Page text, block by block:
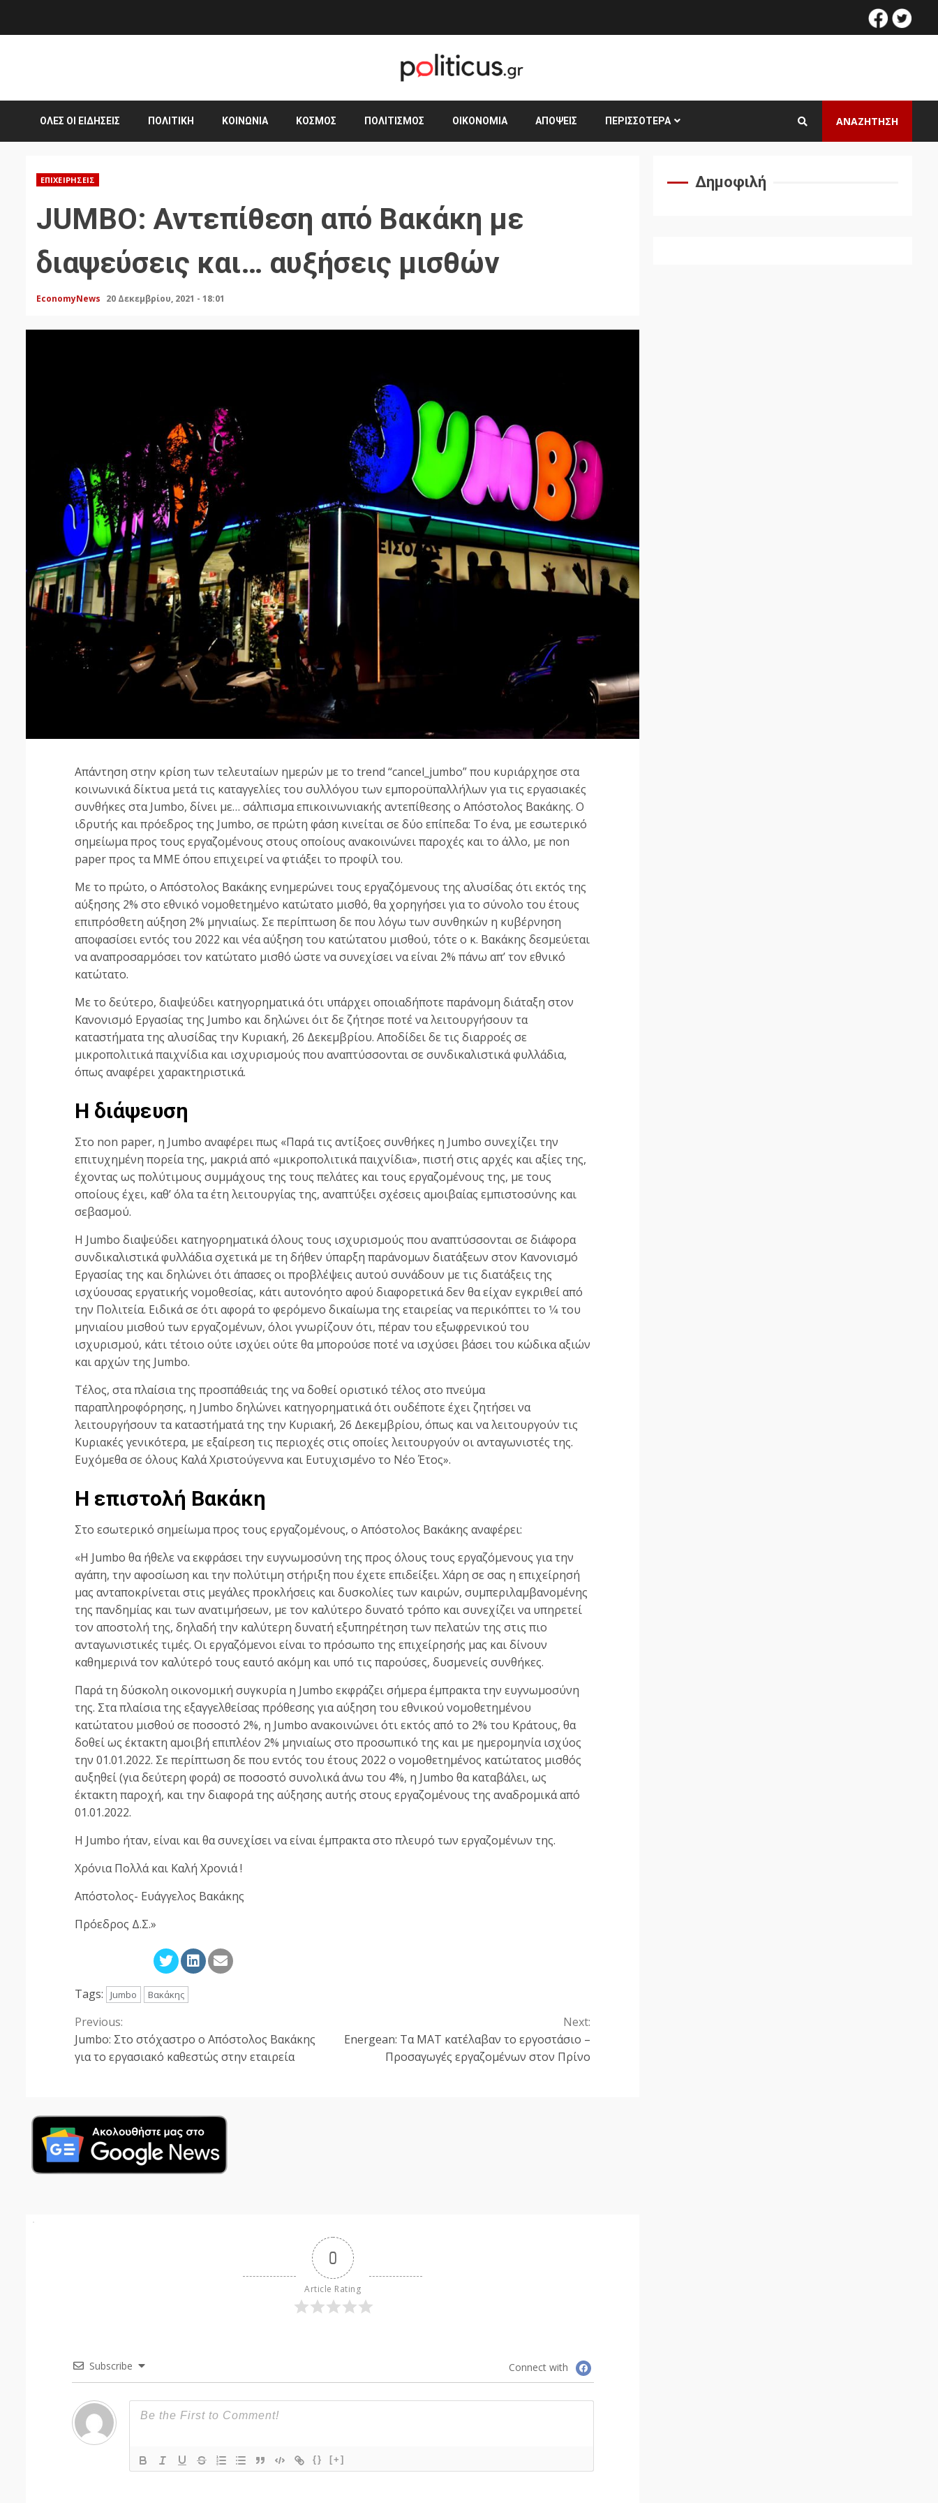
facebook
ΌΛΕΣ ΟΙ ΕΙΔΉΣΕΙΣ ΠΟΛΙΤΙΚΉ ΚΟΙΝΩΝΊΑ ΚΌΣΜΟΣ ΠΟΛΙΤΙΣΜΌΣ ΟΙΚΟΝΟΜΊΑ ΑΠΌΨΕΙΣ ΠΕΡΙΣΣΌΤΕΡΑ ΑΝΑΖΗΤΗΣΗ
ΕΠΙΧΕΙΡΉΣΕΙΣ
JUMBO: Αντεπίθεση από Βακάκη με
διαψεύσεις και… αυξήσεις μισθών
EconomyNews 20 Δεκεμβρίου, 2021 - 18:01
Απάντηση στην κρίση των τελευταίων ημερών με το trend “cancel_jumbo” που κυριάρχησε στα
κοινωνικά δίκτυα μετά τις καταγγελίες του συλλόγου των εμποροϋπαλλήλων για τις εργασιακές
συνθήκες στα Jumbo, δίνει με… σάλπισμα επικοινωνιακής αντεπίθεσης ο Απόστολος Βακάκης. Ο
ιδρυτής και πρόεδρος της Jumbo, σε πρώτη φάση κινείται σε δύο επίπεδα: Το ένα, με εσωτερικό
σημείωμα προς τους εργαζομένους στους οποίους ανακοινώνει παροχές και το άλλο, με non
paper προς τα ΜΜΕ όπου επιχειρεί να φτιάξει το προφίλ του.
Με το πρώτο, ο Απόστολος Βακάκης ενημερώνει τους εργαζόμενους της αλυσίδας ότι εκτός της
αύξησης 2% στο εθνικό νομοθετημένο κατώτατο μισθό, θα χορηγήσει για το σύνολο του έτους
επιπρόσθετη αύξηση 2% μηνιαίως. Σε περίπτωση δε που λόγω των συνθηκών η κυβέρνηση
αποφασίσει εντός του 2022 και νέα αύξηση του κατώτατου μισθού, τότε ο κ. Βακάκης δεσμεύεται
να αναπροσαρμόσει τον κατώτατο μισθό ώστε να συνεχίσει να είναι 2% πάνω απ’ τον εθνικό
κατώτατο.
Με το δεύτερο, διαψεύδει κατηγορηματικά ότι υπάρχει οποιαδήποτε παράνομη διάταξη στον
Κανονισμό Εργασίας της Jumbo και δηλώνει όιτ δε ζήτησε ποτέ να λειτουργήσουν τα
καταστήματα της αλυσίδας την Κυριακή, 26 Δεκεμβρίου. Αποδίδει δε τις διαρροές σε
μικροπολιτικά παιχνίδια και ισχυρισμούς που αναπτύσσονται σε συνδικαλιστικά φυλλάδια,
όπως αναφέρει χαρακτηριστικά.
Η διάψευση
Στο non paper, η Jumbo αναφέρει πως «Παρά τις αντίξοες συνθήκες η Jumbo συνεχίζει την
επιτυχημένη πορεία της, μακριά από «μικροπολιτικά παιχνίδια», πιστή στις αρχές και αξίες της,
έχοντας ως πολύτιμους συμμάχους της τους πελάτες και τους εργαζομένους της, με τους
οποίους έχει, καθ’ όλα τα έτη λειτουργίας της, αναπτύξει σχέσεις αμοιβαίας εμπιστοσύνης και
σεβασμού.
Η Jumbo διαψεύδει κατηγορηματικά όλους τους ισχυρισμούς που αναπτύσσονται σε διάφορα
συνδικαλιστικά φυλλάδια σχετικά με τη δήθεν ύπαρξη παράνομων διατάξεων στον Κανονισμό
Εργασίας της και δηλώνει ότι άπασες οι προβλέψεις αυτού συνάδουν με τις διατάξεις της
ισχύουσας εργατικής νομοθεσίας, κάτι αυτονόητο αφού διαφορετικά δεν θα είχαν εγκριθεί από
την Πολιτεία. Ειδικά σε ότι αφορά το φερόμενο δικαίωμα της εταιρείας να περικόπτει το 1⁄4 του
μηνιαίου μισθού των εργαζομένων, όλοι γνωρίζουν ότι, πέραν του εξωφρενικού του
ισχυρισμού, κάτι τέτοιο ούτε ισχύει ούτε θα μπορούσε ποτέ να ισχύσει βάσει του κώδικα αξιών
και αρχών της Jumbo.
Τέλος, στα πλαίσια της προσπάθειάς της να δοθεί οριστικό τέλος στο πνεύμα
παραπληροφόρησης, η Jumbo δηλώνει κατηγορηματικά ότι ουδέποτε έχει ζητήσει να
λειτουργήσουν τα καταστήματά της την Κυριακή, 26 Δεκεμβρίου, όπως και να λειτουργούν τις
Κυριακές γενικότερα, με εξαίρεση τις περιοχές στις οποίες λειτουργούν οι ανταγωνιστές της.
Ευχόμεθα σε όλους Καλά Χριστούγεννα και Ευτυχισμένο το Νέο Έτος».
Η επιστολή Βακάκη
Στο εσωτερικό σημείωμα προς τους εργαζομένους, ο Απόστολος Βακάκης αναφέρει:
«Η Jumbo θα ήθελε να εκφράσει την ευγνωμοσύνη της προς όλους τους εργαζόμενους για την
αγάπη, την αφοσίωση και την πολύτιμη στήριξη που έχετε επιδείξει. Χάρη σε σας η επιχείρησή
μας ανταποκρίνεται στις μεγάλες προκλήσεις και δυσκολίες των καιρών, συμπεριλαμβανομένης
της πανδημίας και των ανατιμήσεων, με τον καλύτερο δυνατό τρόπο και συνεχίζει να υπηρετεί
τον αποστολή της, δηλαδή την καλύτερη δυνατή εξυπηρέτηση των πελατών της στις πιο
ανταγωνιστικές τιμές. Οι εργαζόμενοι είναι το πρόσωπο της επιχείρησής μας και δίνουν
καθημερινά τον καλύτερό τους εαυτό ακόμη και υπό τις παρούσες, δυσμενείς συνθήκες.
Παρά τη δύσκολη οικονομική συγκυρία η Jumbo εκφράζει σήμερα έμπρακτα την ευγνωμοσύνη
της. Στα πλαίσια της εξαγγελθείσας πρόθεσης για αύξηση του εθνικού νομοθετημένου
κατώτατου μισθού σε ποσοστό 2%, η Jumbo ανακοινώνει ότι εκτός από το 2% του Κράτους, θα
δοθεί ως έκτακτη αμοιβή επιπλέον 2% μηνιαίως στο προσωπικό της και με ημερομηνία ισχύoς
την 01.01.2022. Σε περίπτωση δε που εντός του έτους 2022 ο νομοθετημένος κατώτατος μισθός
αυξηθεί (για δεύτερη φορά) σε ποσοστό συνολικά άνω του 4%, η Jumbo θα καταβάλει, ως
έκτακτη παροχή, και την διαφορά της αύξησης αυτής στους εργαζομένους της αναδρομικά από
01.01.2022.
Η Jumbo ήταν, είναι και θα συνεχίσει να είναι έμπρακτα στο πλευρό των εργαζομένων της.
Χρόνια Πολλά και Καλή Χρονιά !
Απόστολος- Ευάγγελος Βακάκης
Πρόεδρος Δ.Σ.»
Tags: Jumbo Βακάκης
Continue
Reading
Previous:
Jumbo: Στο στόχαστρο ο Απόστολος Βακάκης
για το εργασιακό καθεστώς στην εταιρεία
Next:
Energean: Τα ΜΑΤ κατέλαβαν το εργοστάσιο –
Προσαγωγές εργαζομένων στον Πρίνο
0
Article Rating
Subscribe Connect with
{} [+]
Δημοφιλή